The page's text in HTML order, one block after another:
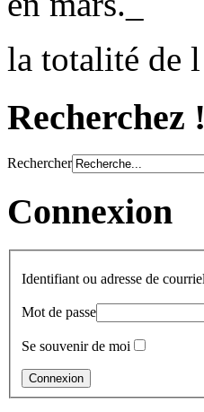
la totalité de
Recherchez !
Rechercher
Connexion
Identifiant ou adresse de courriel
Mot de passe
Se souvenir de moi